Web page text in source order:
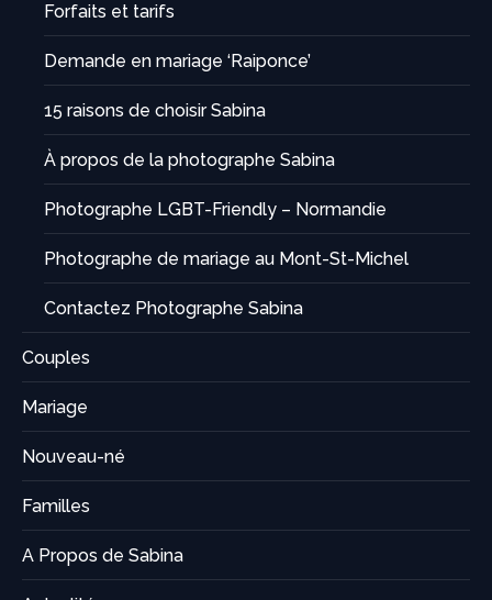
Forfaits et tarifs
Demande en mariage ‘Raiponce’
15 raisons de choisir Sabina
À propos de la photographe Sabina
Photographe LGBT-Friendly – Normandie
Photographe de mariage au Mont-St-Michel
Contactez Photographe Sabina
Couples
Mariage
Nouveau-né
Familles
A Propos de Sabina